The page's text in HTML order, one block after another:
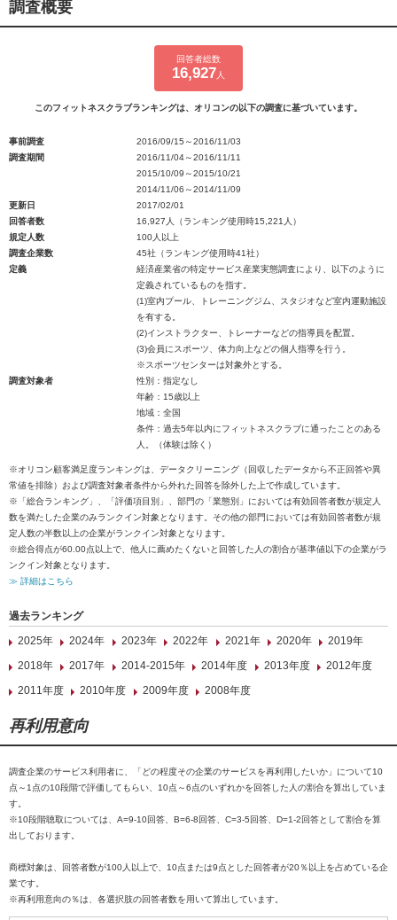
調査概要
回答者総数
16,927 人
このフィットネスクラブランキングは、オリコンの以下の調査に基づいています。
事前調査
2016/09/15～2016/11/03
調査期間
2016/11/04～2016/11/11
2015/10/09～2015/10/21
2014/11/06～2014/11/09
更新日
2017/02/01
回答者数
16,927人（ランキング使用時15,221人）
規定人数
100人以上
調査企業数
45社（ランキング使用時41社）
定義
経済産業省の特定サービス産業実態調査により、以下のように
定義されているものを指す。
(1)室内プール、トレーニングジム、スタジオなど室内運動施設
を有する。
(2)インストラクター、トレーナーなどの指導員を配置。
(3)会員にスポーツ、体力向上などの個人指導を行う。
※スポーツセンターは対象外とする。
調査対象者
性別：指定なし
年齢：15歳以上
地域：全国
条件：過去5年以内にフィットネスクラブに通ったことのある
人。（体験は除く）
※オリコン顧客満足度ランキングは、データクリーニング（回収したデータから不正回答や異
常値を排除）および調査対象者条件から外れた回答を除外した上で作成しています。
※「総合ランキング」、「評価項目別」、部門の「業態別」においては有効回答者数が規定人
数を満たした企業のみランクイン対象となります。その他の部門においては有効回答者数が規
定人数の半数以上の企業がランクイン対象となります。
※総合得点が60.00点以上で、他人に薦めたくないと回答した人の割合が基準値以下の企業がラ
ンクイン対象となります。
≫ 詳細はこちら
過去ランキング
2025年
2024年 2023年 2022年 2021年 2020年
2019年
2018年
2017年 2014-2015年 2014年度 2013年度
2012年度
2011年度
2010年度 2009年度 2008年度
再利用意向
調査企業のサービス利用者に、「どの程度その企業のサービスを再利用したいか」について10
点～1点の10段階で評価してもらい、10点～6点のいずれかを回答した人の割合を算出していま
す。
※10段階聴取については、A=9-10回答、B=6-8回答、C=3-5回答、D=1-2回答として割合を算
出しております。
商標対象は、回答者数が100人以上で、10点または9点とした回答者が20％以上を占めている企
業です。
※再利用意向の％は、各選択肢の回答者数を用いて算出しています。